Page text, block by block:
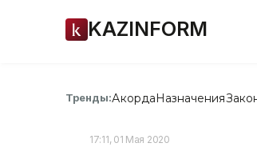
KAZINFORM
Тренды:АкордаНазначения
17:11, 01 Мая 2020